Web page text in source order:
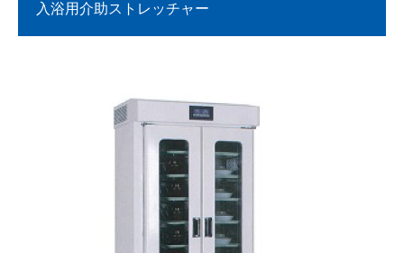
入浴用介助ストレッチャー